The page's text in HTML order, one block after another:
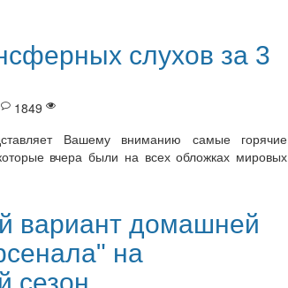
слухов за 3
1849
Вашему вниманию самые горячие
вчера были на всех обложках мировых
вариант домашней
на